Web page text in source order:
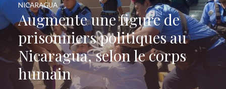
Augmente une figure de
prisonniers politiques au
Nicaragua, selon le corps
humain
NICARAGUA